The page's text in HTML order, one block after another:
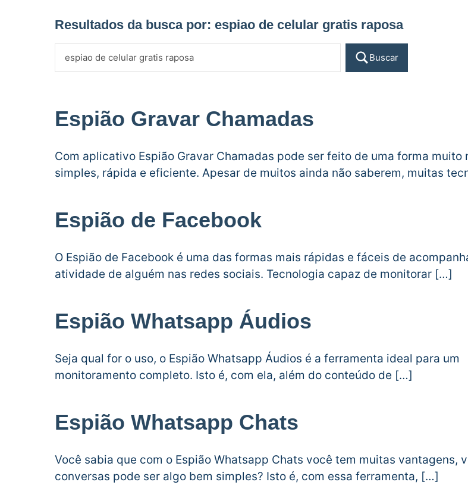
Resultados da busca por: espiao de celular gratis raposa
Buscar
Espião Gravar Chamadas
Com aplicativo Espião Gravar Chamadas pode ser feito de uma forma muito
simples, rápida e eficiente. Apesar de muitos ainda não saberem, muitas
Espião de Facebook
O Espião de Facebook é uma das formas mais rápidas e fáceis de
atividade de alguém nas redes sociais. Tecnologia capaz de monitorar […]
Espião Whatsapp Áudios
Seja qual for o uso, o Espião Whatsapp Áudios é a ferramenta ideal para um
monitoramento completo. Isto é, com ela, além do conteúdo de […]
Espião Whatsapp Chats
Você sabia que com o Espião Whatsapp Chats você tem muitas vantagens,
conversas pode ser algo bem simples? Isto é, com essa ferramenta, […]